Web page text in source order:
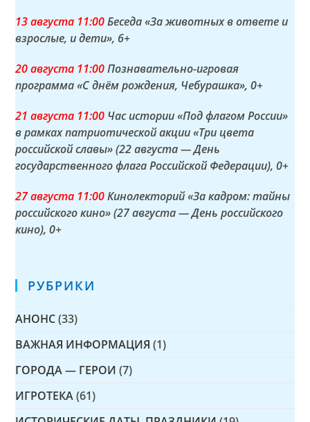
13 августа 11:00Беседа «За животных в ответе и
взрослые, и дети», 6+
20 августа 11:00Познавательно-игровая
программа «С днём рождения, Чебурашка», 0+
21 августа 11:00 Час истории «Под флагом России»
в рамках патриотической акции «Три цвета
российской славы» (22 августа — День
государственного флага Российской Федерации), 0+
27 августа 11:00Кинолекторий «За кадром: тайны
российского кино» (27 августа — День российского
кино), 0+
РУБРИКИ
АНОНС (33)
ВАЖНАЯ ИНФОРМАЦИЯ (1)
ГОРОДА — ГЕРОИ (7)
ИГРОТЕКА (61)